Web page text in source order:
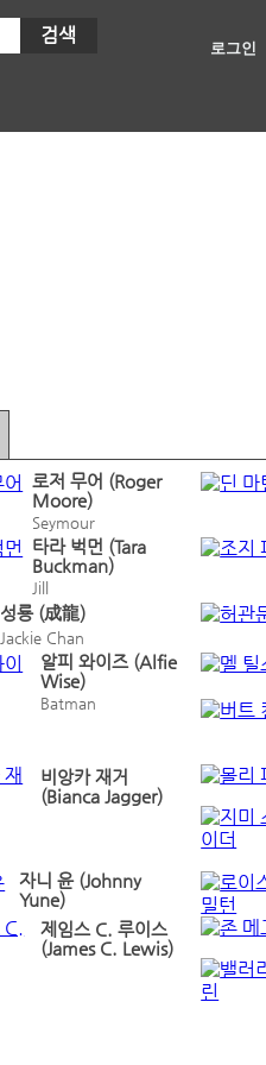
검색
로그인
로저 무어 (Roger
Moore)
Seymour
타라 벅먼 (Tara
Buckman)
Jill
성룡 (成龍)
Jackie Chan
알피 와이즈 (Alfie
Wise)
Batman
비앙카 재거
(Bianca Jagger)
자니 윤 (Johnny
Yune)
제임스 C. 루이스
(James C. Lewis)